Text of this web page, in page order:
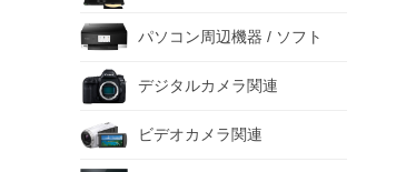
パソコン周辺機器 / ソフト
デジタルカメラ関連
ビデオカメラ関連